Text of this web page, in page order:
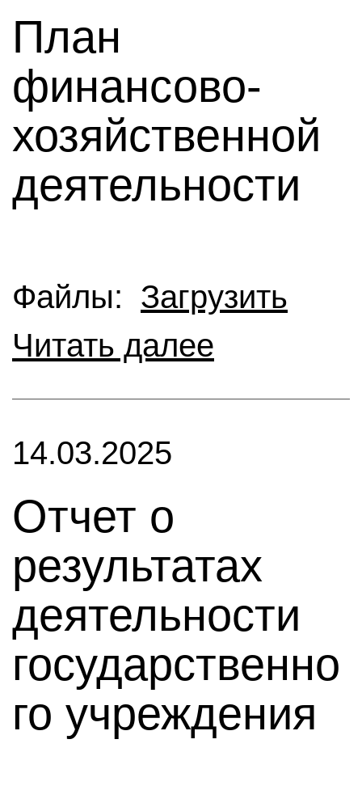
План
финансово-
хозяйственной
деятельности
Файлы: Загрузить
Читать далее
14.03.2025
Отчет о
результатах
деятельности
государственно
го учреждения